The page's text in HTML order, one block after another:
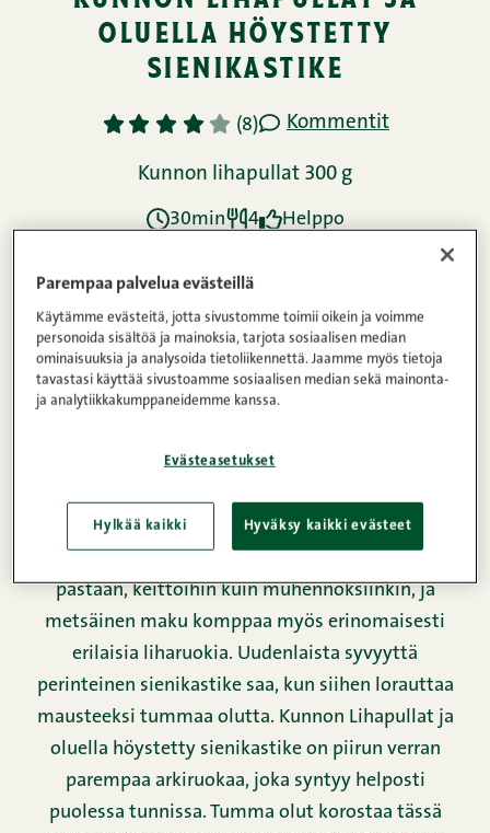
oluella höystetty
sienikastike
1 2 3 4 5 (8) Kommentit
Kunnon lihapullat 300 g
30min 4 Helppo
Ainekset
Ohje
pastaan, keittoihin kuin muhennoksiinkin, ja
metsäinen maku komppaa myös erinomaisesti
erilaisia liharuokia. Uudenlaista syvyyttä
perinteinen sienikastike saa, kun siihen lorauttaa
mausteeksi tummaa olutta. Kunnon Lihapullat ja
oluella höystetty sienikastike on piirun verran
parempaa arkiruokaa, joka syntyy helposti
puolessa tunnissa. Tumma olut korostaa tässä
Parempaa palvelua evästeillä
Käytämme evästeitä, jotta sivustomme toimii oikein ja voimme
personoida sisältöä ja mainoksia, tarjota sosiaalisen median
ominaisuuksia ja analysoida tietoliikennettä. Jaamme myös tietoja
tavastasi käyttää sivustoamme sosiaalisen median sekä mainonta-
ja analytiikkakumppaneidemme kanssa.
Evästeasetukset
Hylkää kaikki Hyväksy kaikki evästeet